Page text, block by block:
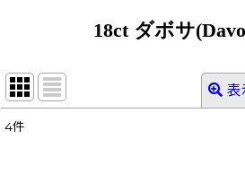
18ct ダボサ
表
4件